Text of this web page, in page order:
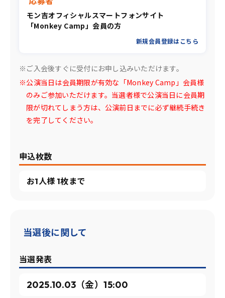
モン吉オフィシャルスマートフォンサイト
「Monkey Camp」会員の方
新規会員登録はこちら
※ご入会後すぐに受付にお申し込みいただけます。
※公演当日は会員期限が有効な「Monkey Camp」会員様
のみご参加いただけます。当選者様で公演当日に会員期
限が切れてしまう方は、公演前日までに必ず継続手続き
を完了してください。
申込枚数
お1人様 1枚まで
当選後に関して
当選発表
2025.10.03（金）15:00